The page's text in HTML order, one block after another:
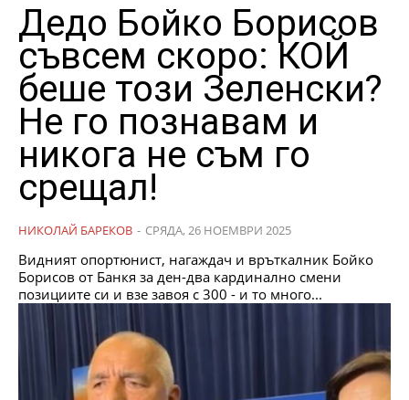
Дедо Бойко Борисов
съвсем скоро: КОЙ
беше този Зеленски?
Не го познавам и
никога не съм го
срещал!
НИКОЛАЙ БАРЕКОВ - СРЯДА, 26 НОЕМВРИ 2025
Видният опортюнист, нагаждач и връткалник Бойко
Борисов от Банкя за ден-два кардинално смени
позициите си и взе завоя с 300 - и то много...